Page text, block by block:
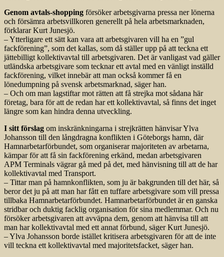
Genom avtals-shopping försöker arbetsgivarna pressa ner lönerna
och försämra arbetsvillkoren generellt på hela arbetsmarknaden,
förklarar Kurt Junesjö.
– Ytterligare ett sätt kan vara att arbetsgivaren vill ha en ”gul
fackförening”, som det kallas, som då ställer upp på att teckna ett
jättebilligt kollektivavtal till arbetsgivaren. Det är vanligast vad gäller
utländska arbetsgivare som tecknar ett avtal med en vänligt inställd
fackförening, vilket innebär att man också kommer få en
lönedumpning på svensk arbetsmarknad, säger han.
– Och om man lagstiftar mot rätten att få strejka mot sådana här
företag, bara för att de redan har ett kollektivavtal, så finns det inget
längre som kan hindra denna utveckling.
I sitt förslag om inskränkningarna i strejkrätten hänvisar Ylva
Johansson till den långdragna konflikten i Göteborgs hamn, där
Hamnarbetarförbundet, som organiserar majoriteten av arbetarna,
kämpar för att få sin fackförening erkänd, medan arbetsgivaren
APM Terminals vägrar gå med på det, med hänvisning till att de har
kollektivavtal med Transport.
– Tittar man på hamnkonflikten, som ju är bakgrunden till det här, så
beror det ju på att man har fått en tuffare arbetsgivare som vill pressa
tillbaka Hamnarbetarförbundet. Hamnarbetarförbundet är en ganska
stridbar och duktig facklig organisation för sina medlemmar. Och nu
försöker arbetsgivaren att avväpna dem, genom att hänvisa till att
man har kollektivavtal med ett annat förbund, säger Kurt Junesjö.
– Ylva Johansson borde istället kritisera arbetsgivaren för att de inte
vill teckna ett kollektivavtal med majoritetsfacket, säger han.